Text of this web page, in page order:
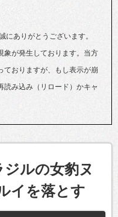
にありがとうございます。
象が発生しております。当方
ておりますが、もし表示が崩
読み込み（リロード）かキャ
ジルの女豹ヌ
イを落とす